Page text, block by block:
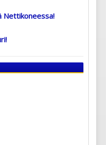
Nettikoneessa!